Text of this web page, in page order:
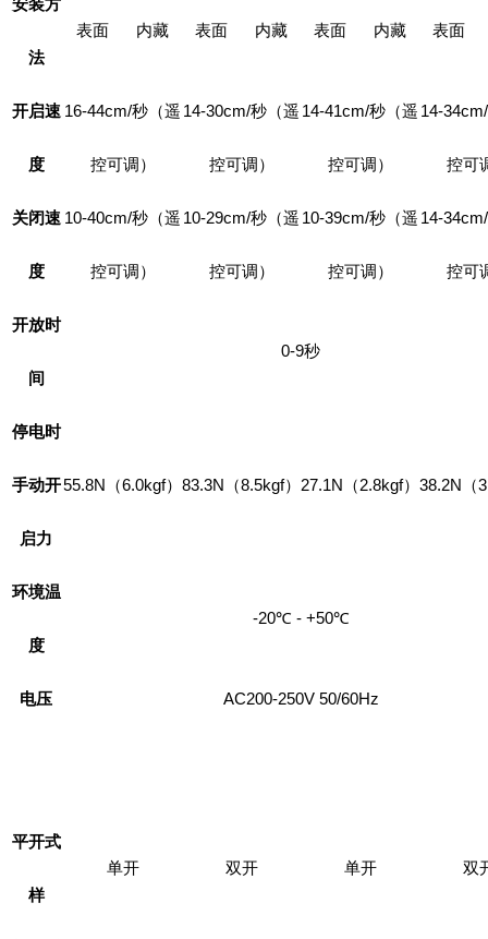
安装方
法
表面 内藏 表面 内藏 表面 内藏 表面
开启速
度
16-44cm/秒（遥
控可调）
14-30cm/秒（遥
控可调）
14-41cm/秒（遥
控可调）
14-
控可
关闭速
度
10-40cm/秒（遥
控可调）
10-29cm/秒（遥
控可调）
10-39cm/秒（遥
控可调）
14-
控可
开放时
间
0-9秒
停电时
手动开
启力
55.8N（6.0kgf） 83.3N（8.5kgf） 27.1N（2.8kgf） 38.2N（
环境温
度
-20℃ - +50℃
电压 AC200-250V 50/60Hz
平开式
样
单开 双开 单开 双